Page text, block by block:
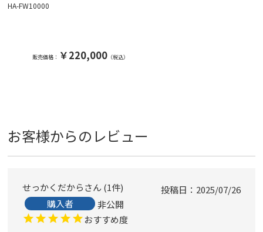
HA-FW10000
販売価格： ￥220,000（税込）
お客様からのレビュー
せっかくだから 1件
購入者
非公開
投稿日 2025/07/26
おすすめ度